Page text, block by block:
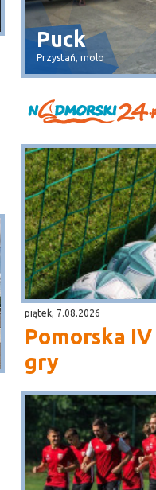
Dębki
plaża
piątek, 7.08.2026
Pomorska
gry